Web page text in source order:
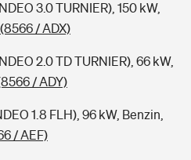
3.0 TURNIER), 150 kW,
(8566 / ADX)
2.0 TD TURNIER), 66 kW,
/ ADY)
1.8 FLH), 96 kW, Benzin,
/ AEF)